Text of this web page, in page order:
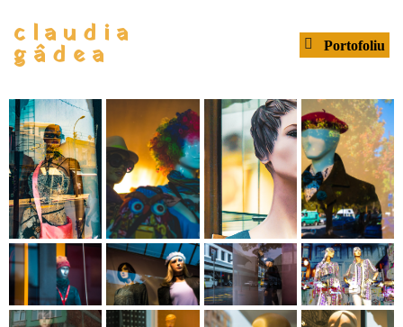
claudia
gâdea